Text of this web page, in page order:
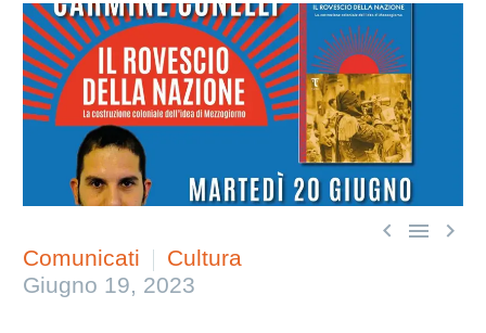
  
Comunicati
Cultura
Giugno 19, 2023